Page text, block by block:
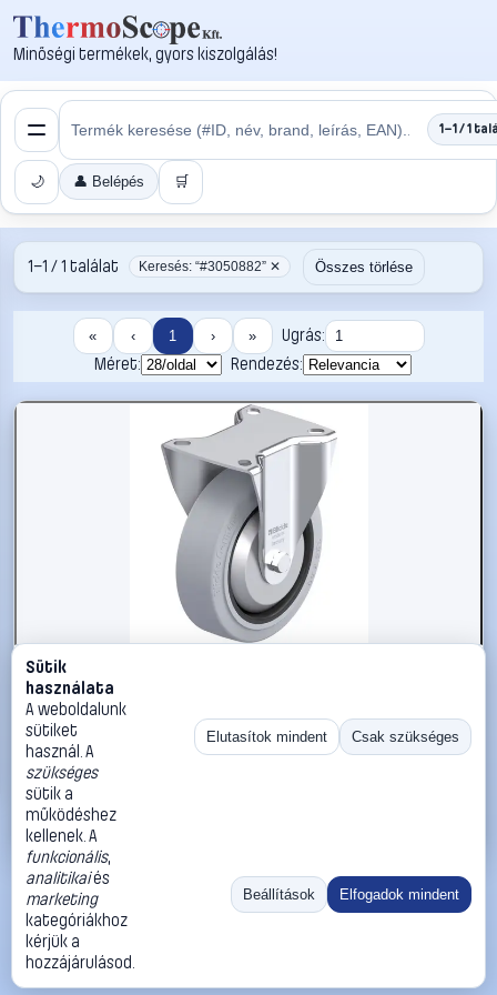
Minőségi termékek, gyors kiszolgálás!
1–1 / 1
🌙 👤 Belépés 🛒
1–1 / 1 találat Keresés: “#3050882” ✕ Összes törlése
« ‹ 1 › »
Ugrás:
Méret:
Rendezés:
#3050882
Blickle 850386 B-POEV 125XR-SG-FA Acéllemez rögzített
görgő KerékØ: 125 mm Teherbírás (max.): 250 kg 1 db
Blickle Görgők, kerekek
26 990 Ft
Kosárba
«
Ugrás:
Méret:
Rendezés:
©2026
ThermoScope
ÁSZF
Cégbemutató
Sütik
használata
A weboldalunk
sütiket
használ. A
szükséges
sütik a
működéshez
kellenek. A
funkcionális,
analitikaiés
marketing
kategóriákhoz
kérjük a
hozzájárulásod.
Elutasítok mindent Csak szükséges
Beállítások Elfogadok mindent